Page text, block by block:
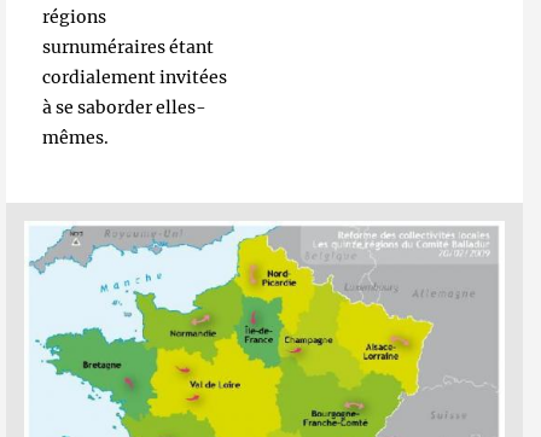
régions
surnuméraires étant
cordialement invitées
à se saborder elles-
mêmes.